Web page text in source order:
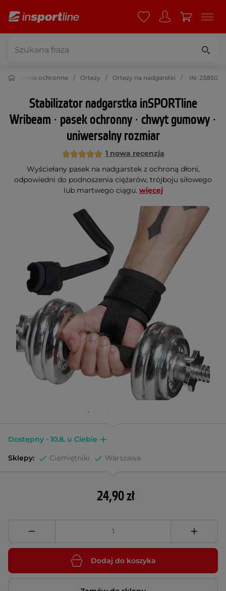
ochronne Ortezy Ortezy na nadgarstki IN: 23850
Stabilizator nadgarstka inSPORTline
Wribeam ∙ pasek ochronny ∙ chwyt gumowy ∙
uniwersalny rozmiar
1 nowa recenzja
Wyściełany pasek na nadgarstek z ochroną dłoni,
odpowiedni do podnoszenia ciężarów, trójboju siłowego
lub martwego ciągu. więcej
Dostępny - 10.8. u Ciebie
Sklepy: Ciemiętniki Warszawa
24,90 zł
Dodaj do koszyka